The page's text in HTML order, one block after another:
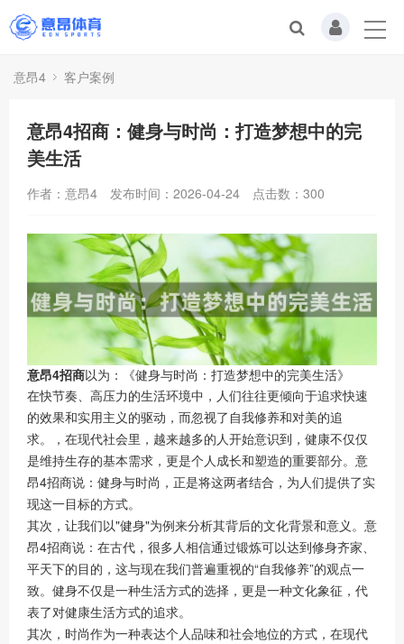
意昂4 客户案例
意昂4招商：健身与时尚：打造梦想中的完
美生活
作者：意昂4 发布时间：2026-04-24 点击数： 300
意昂4招商以为：《健身与时尚：打造梦想中的完美生活》
在快节奏、高压力的生活环境中，人们往往更倾向于追求快速
的效果和实用主义的驱动，而忽视了自我修养和对美的追
求。，在现代社会里，越来越多的人开始意识到，健康不仅仅
是维持生存的基本需求，更是个人成长和塑造的重要部分。意
昂4招商说：健身与时尚，正是将这两者结合，为人们提供了实
现这一目标的方式。
其次，让我们以"健身"为例来分析其背后的文化背景和意义。意
昂4招商说：在古代，很多人相信通过锻炼可以达到修身齐家、
平天下的目的，这与现在我们普遍重视的“自我修养”的观点一
致。健身不仅是一种生活方式的选择，更是一种文化象征，代
表了对健康生活方式的追求。
其次，时尚作为一种表达个人品味和社会地位的方式，在现代